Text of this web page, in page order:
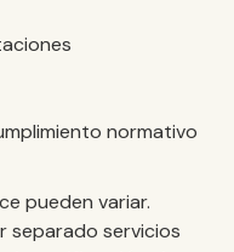
normativo
pueden variar.
separado servicios